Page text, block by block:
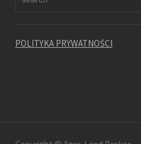
POLITYKA PRYWATNOŚCI